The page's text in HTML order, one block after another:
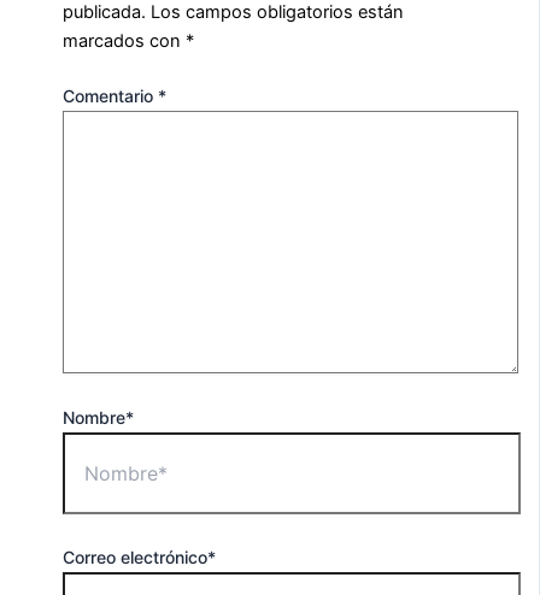
publicada. Los campos obligatorios están
marcados con *
Comentario *
Nombre*
Correo electrónico*